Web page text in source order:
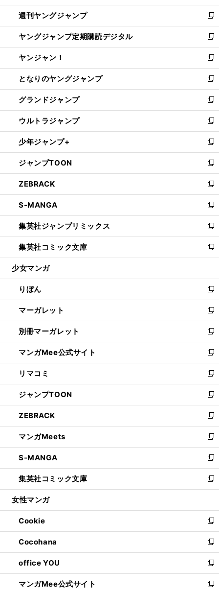
開
く
ウ
で
開
く
ン
ド
ウ
で
開
く
ウ
ィ
ン
ド
ウ
で
開
く
週刊ヤングジャンプ
新
し
い
ウ
ィ
ン
ド
ウ
で
開
く
ヤングジャンプ定期購読デジタル
新
し
い
ウ
ィ
ン
ド
ウ
で
開
く
ヤンジャン！
新
し
い
ウ
ィ
ン
ド
ウ
で
開
く
となりのヤングジャンプ
新
し
い
ウ
ィ
ン
ド
ウ
で
開
く
グランドジャンプ
新
し
い
ウ
ィ
ン
ド
ウ
で
開
く
ウルトラジャンプ
新
し
い
ウ
ィ
ン
ド
ウ
で
開
く
少年ジャンプ+
新
し
い
ウ
ィ
ン
ド
ウ
で
開
く
ジャンプTOON
新
し
い
ウ
ィ
ン
ド
ウ
で
開
ZEBRACK
新
し
い
ウ
ィ
ン
ド
ウ
開
く
S-MANGA
新
し
い
ウ
ィ
ン
ウ
で
開
く
集英社ジャンプリミックス
新
し
い
ウ
ン
ド
ウ
で
開
く
集英社コミック文庫
新
し
ウ
ィ
ン
ド
ウ
で
開
く
少女マンガ
りぼん
新
し
い
ウ
ィ
ン
ド
ウ
で
開
く
マーガレット
新
し
い
ウ
ィ
ン
ド
ウ
で
開
く
別冊マーガレット
新
し
い
ウ
ィ
ン
ド
ウ
で
開
く
マンガMee公式サイト
新
し
い
ウ
ィ
ン
ド
ウ
で
開
く
リマコミ
新
し
い
ウ
ィ
ン
ド
ウ
で
開
く
ジャンプTOON
新
し
い
ウ
ィ
ン
ド
ウ
で
開
ZEBRACK
新
し
い
ウ
ィ
ン
ド
ウ
開
く
マンガMeets
新
し
い
ウ
ィ
ン
ウ
で
開
く
S-MANGA
新
し
い
ウ
ン
ド
ウ
で
開
く
集英社コミック文庫
新
し
ウ
ィ
ン
ド
ウ
で
開
く
女性マンガ
Cookie
新
し
い
ウ
ィ
ン
ド
Cocohana
新
し
い
ウ
ィ
office YOU
新
し
い
マンガMee公式サイト 新